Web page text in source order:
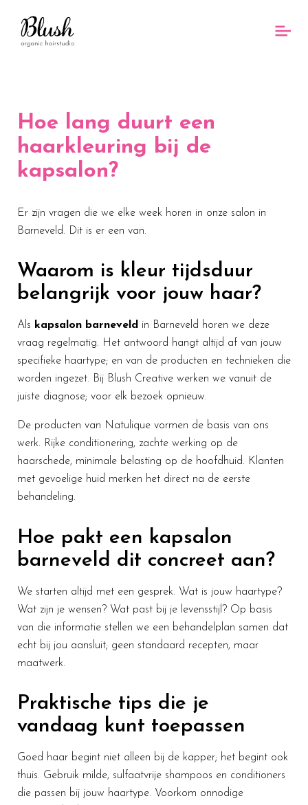
Hoe lang duurt een
haarkleuring bij de
kapsalon?
Er zijn vragen die we elke week horen in onze salon in
Barneveld. Dit is er een van.
Waarom is kleur tijdsduur
belangrijk voor jouw haar?
Als kapsalon barneveld in Barneveld horen we deze
vraag regelmatig. Het antwoord hangt altijd af van jouw
specifieke haartype; en van de producten en technieken die
worden ingezet. Bij Blush Creative werken we vanuit de
juiste diagnose; voor elk bezoek opnieuw.
De producten van Natulique vormen de basis van ons
werk. Rijke conditionering, zachte werking op de
haarschede, minimale belasting op de hoofdhuid. Klanten
met gevoelige huid merken het direct na de eerste
behandeling.
Hoe pakt een kapsalon
barneveld dit concreet aan?
We starten altijd met een gesprek. Wat is jouw haartype?
Wat zijn je wensen? Wat past bij je levensstijl? Op basis
van die informatie stellen we een behandelplan samen dat
echt bij jou aansluit; geen standaard recepten, maar
maatwerk.
Praktische tips die je
vandaag kunt toepassen
Goed haar begint niet alleen bij de kapper; het begint ook
thuis. Gebruik milde, sulfaatvrije shampoos en conditioners
die passen bij jouw haartype. Voorkom onnodige